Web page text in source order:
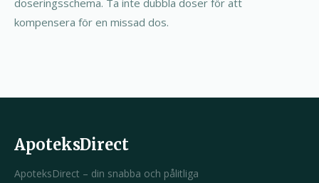
doseringsschema. Ta inte dubbla doser för att
kompensera för en missad dos.
ApoteksDirect
ApoteksDirect – din snabba och pålitliga